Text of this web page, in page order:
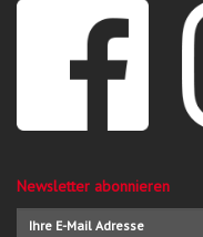
Newsletter abonnieren